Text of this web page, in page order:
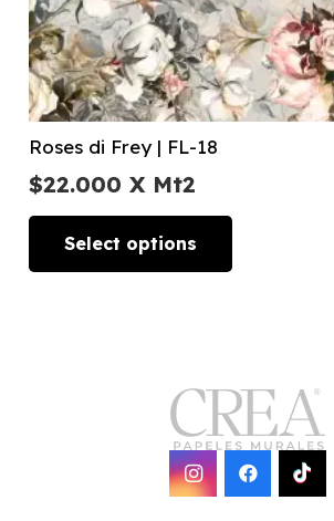
Roses di Frey | FL-18
$22.000 X Mt2
Select options